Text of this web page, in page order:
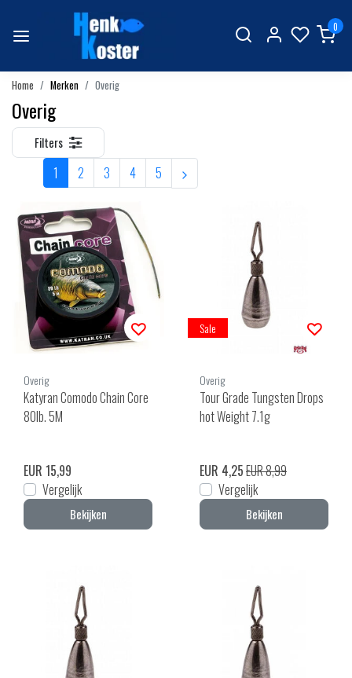
0
Home Merken Overig
Overig
Filters
1 2 3 4 5
Overig
Katyran Comodo Chain Core
80lb. 5M
EUR 15,99
Vergelijk
Bekijken
Sale
Overig
Tour Grade Tungsten Drops
hot Weight 7.1g
EUR 4,25EUR 8,99
Vergelijk
Bekijken